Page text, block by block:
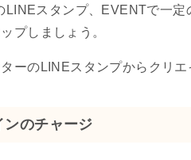
LINEスタンプ、EVENTで一
プしましょう。
ーのLINEスタンプからクリ
ンのチャージ